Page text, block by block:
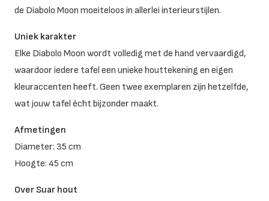
de Diabolo Moon moeiteloos in allerlei interieurstijlen.
Uniek karakter
Elke Diabolo Moon wordt volledig met de hand vervaardigd,
waardoor iedere tafel een unieke houttekening en eigen
kleuraccenten heeft. Geen twee exemplaren zijn hetzelfde,
wat jouw tafel écht bijzonder maakt.
Afmetingen
Diameter: 35 cm
Hoogte: 45 cm
Over Suar hout